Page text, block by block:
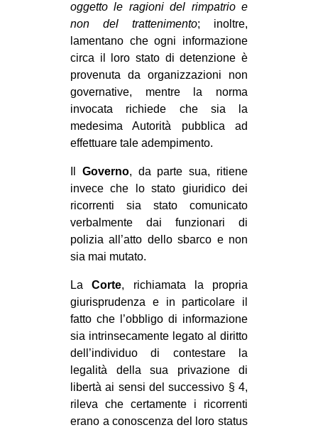
oggetto le ragioni del rimpatrio e
non del trattenimento; inoltre,
lamentano che ogni informazione
circa il loro stato di detenzione è
provenuta da organizzazioni non
governative, mentre la norma
invocata richiede che sia la
medesima Autorità pubblica ad
effettuare tale adempimento.
Governo, da parte sua, ritiene
invece che lo stato giuridico dei
ricorrenti sia stato comunicato
verbalmente dai funzionari di
polizia all’atto dello sbarco e non
sia mai mutato.
La Corte, richiamata la propria
giurisprudenza e in particolare il
fatto che l’obbligo di informazione
sia intrinsecamente legato al diritto
dell’individuo di contestare la
legalità della sua privazione di
libertà ai sensi del successivo § 4,
rileva che certamente i ricorrenti
erano a conoscenza del loro status